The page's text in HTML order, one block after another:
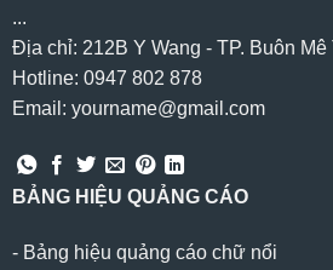
...
Địa chỉ: 212B Y Wang - TP. Buôn Mê
Hotline: 0947 802 878
Email: yourname@gmail.com
BẢNG HIỆU QUẢNG CÁO
- Bảng hiệu quảng cáo chữ nổi